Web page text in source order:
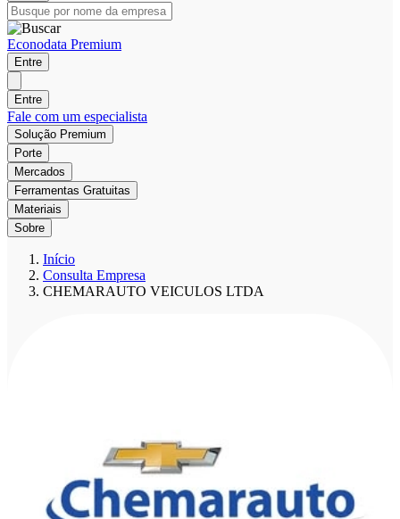
Econodata Premium
Entre
Entre
Fale com um especialista
Solução Premium
Porte
Mercados
Ferramentas Gratuitas
Materiais
Sobre
Início
Consulta Empresa
CHEMARAUTO VEICULOS LTDA